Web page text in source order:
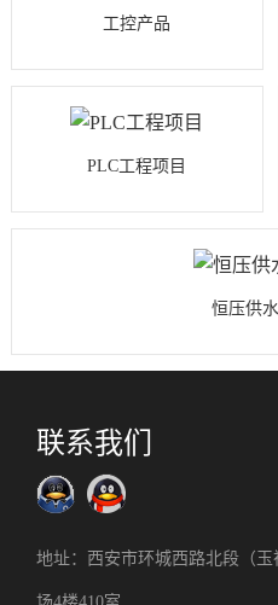
工控产品
PLC工程项目
恒压供
联系我们
地址：西安市环城西路北段（